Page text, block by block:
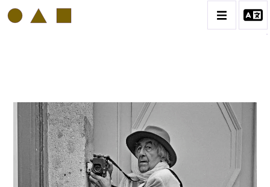
PHILIPP HUGUES BONAN
BIOGRAPHIE
CATALOGUE DES OEUVRES